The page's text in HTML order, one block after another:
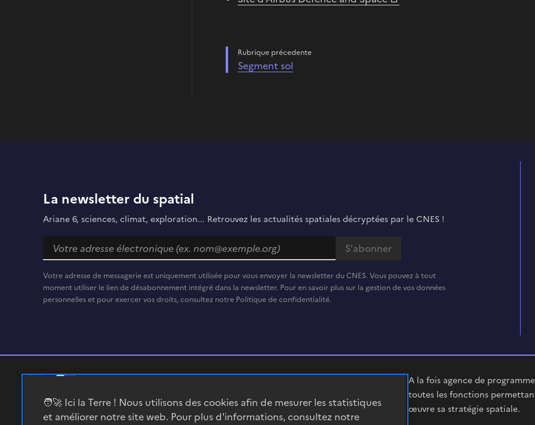
🧑‍🚀 Ici la Terre ! Nous utilisons des cookies afin de mesurer les statistiques
et améliorer notre site web. Pour plus d'informations, consultez notre
Rubrique précedente
Segment sol
La newsletter du spatial
Ariane 6, sciences, climat, exploration... Retrouvez les actualités spatiales décryptées par le CNES !
Votre adresse de messagerie est uniquement utilisée pour vous envoyer la newsletter du CNES. Vous pouvez à tout
moment utiliser le lien de désabonnement intégré dans la newsletter. Pour en savoir plus sur la gestion de vos données
personnelles et pour exercer vos droits, consultez notre Politique de confidentialité.
RÉPUBLIQUE
FRANÇAISE
A la fois agence de
toutes les fonctions
œuvre sa stratégie spatiale.